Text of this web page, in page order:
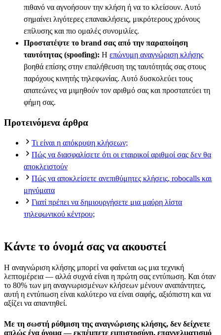
πιθανό να αγνοήσουν την κλήση ή να το κλείσουν. Αυτό
σημαίνει λιγότερες επανακλήσεις, μικρότερους χρόνους
επίλυσης και πιο ομαλές συνομιλίες.
Προστατέψτε το brand σας από την παραποίηση
ταυτότητας (spoofing): Η επώνυμη αναγνώριση κλήσης
βοηθά επίσης στην επαλήθευση της ταυτότητάς σας στους
παρόχους κινητής τηλεφωνίας. Αυτό δυσκολεύει τους
απατεώνες να μιμηθούν τον αριθμό σας και προστατεύει τη
φήμη σας.
Προτεινόμενα άρθρα
Τι είναι η απόκρυψη κλήσεων;
Πώς να διασφαλίσετε ότι οι εταιρικοί αριθμοί σας δεν θα
αποκλειστούν
Πώς να αποκλείσετε ανεπιθύμητες κλήσεις, robocalls και
μηνύματα
Γιατί πρέπει να δημιουργήσετε μια μαύρη λίστα
τηλεφωνικού κέντρου;
Κάντε το όνομά σας να ακουστεί
Η αναγνώριση κλήσης μπορεί να φαίνεται ως μια τεχνική
λεπτομέρεια — αλλά συχνά είναι η πρώτη σας εντύπωση. Και όταν
το 80% των μη αναγνωρισμένων κλήσεων μένουν αναπάντητες,
αυτή η εντύπωση είναι καλύτερο να είναι σαφής, αξιόπιστη και να
αξίζει να απαντηθεί.
Με τη σωστή ρύθμιση της αναγνώρισης κλήσης, δεν δείχνετε
απλώς ένα όνομα — εκπέμπετε εμπιστοσύνη, επαγγελματισμό